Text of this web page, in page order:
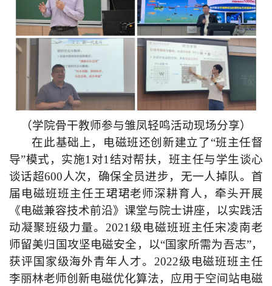
（学院骨干教师参与雏凤轻鸣活动现场分享）
在此基础上，电磁班还创新建立了“班主任督
导”模式，实施1对1结对帮扶，班主任与学生谈心
谈话超600人次，确保全员进步，无一人掉队。首
届电磁班班主任王珺珺老师深耕育人，牵头开展
《电磁兼容技术前沿》课堂与院士讲座，以实践活
动凝聚班级力量。2021级电磁班班主任宋凌南老
师留美归国攻坚电磁安全，以“国家所需为吾志”，
获评国家级海外青年人才。2022级电磁班班主任
李丽林老师创新电磁优化算法，应用于空间站电磁